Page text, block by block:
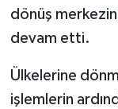
dönüş
devam etti.
Ülkelerine
işlemlerin